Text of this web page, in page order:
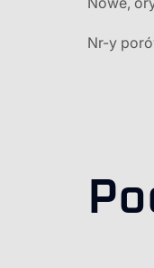
Nr-y